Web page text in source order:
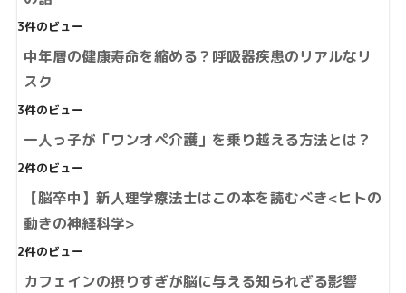
3件のビュー
中年層の健康寿命を縮める？呼吸器疾患のリアルなリ
スク
3件のビュー
一人っ子が「ワンオペ介護」を乗り越える方法とは？
2件のビュー
【脳卒中】新人理学療法士はこの本を読むべき<ヒトの
動きの神経科学>
2件のビュー
カフェインの摂りすぎが脳に与える知られざる影響